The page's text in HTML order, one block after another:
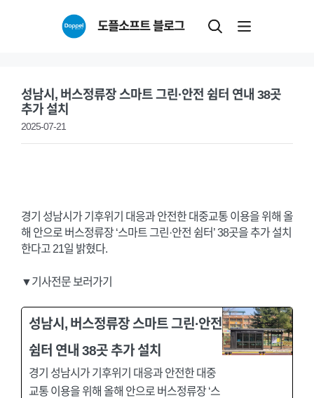
도플소프트 블로그
성남시, 버스정류장 스마트 그린·안전 쉼터 연내 38곳
추가 설치
2025-07-21
경기 성남시가 기후위기 대응과 안전한 대중교통 이용을 위해 올
해 안으로 버스정류장 ‘스마트 그린·안전 쉼터’ 38곳을 추가 설치
한다고 21일 밝혔다.
▼기사전문 보러가기
성남시, 버스정류장 스마트 그린·안전
쉼터 연내 38곳 추가 설치
경기 성남시가 기후위기 대응과 안전한 대중
교통 이용을 위해 올해 안으로 버스정류장 ‘스